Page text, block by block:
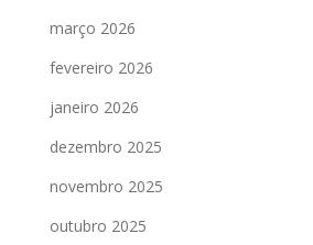
março 2026
fevereiro 2026
janeiro 2026
dezembro 2025
novembro 2025
outubro 2025